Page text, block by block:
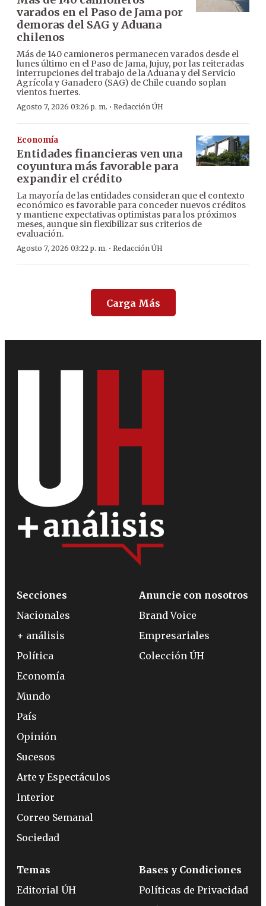
varados en el Paso de Jama por
demoras del SAG y Aduana
chilenos
Más de 140 camioneros permanecen varados desde el
lunes último en el Paso de Jama, Jujuy, por las reiteradas
interrupciones del trabajo de la Aduana y del Servicio
Agrícola y Ganadero (SAG) de Chile cuando soplan
vientos fuertes.
Agosto 7, 2026 03:26 p. m. · Redacción ÚH
Economía
Entidades financieras ven una
coyuntura más favorable para
expandir el crédito
La mayoría de las entidades consideran que el contexto
económico es favorable para conceder nuevos créditos
y mantiene expectativas optimistas para los próximos
meses, aunque sin flexibilizar sus criterios de
evaluación.
Agosto 7, 2026 03:22 p. m. · Redacción ÚH
Carga Más
Secciones
Nacionales
+ análisis
Política
Economía
Mundo
País
Opinión
Sucesos
Arte y Espectáculos
Interior
Correo Semanal
Sociedad
Anuncie con nosotros
Brand Voice
Empresariales
Colección ÚH
Temas
Editorial ÚH
Bases y Condiciones
Políticas de Privacidad